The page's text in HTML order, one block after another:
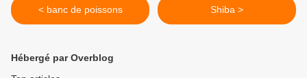
< banc de poissons Shiba >
Hébergé par Overblog